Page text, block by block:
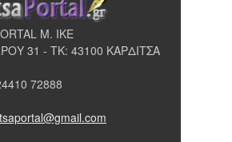
Μ. ΙΚΕ
31 - ΤΚ: 43100 ΚΑΡΔΙΤΣΑ
72888